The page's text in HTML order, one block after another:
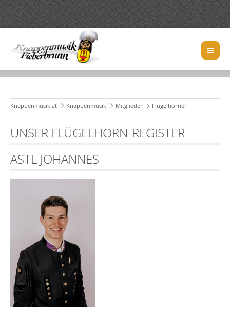
Knappenmusik.at Knappenmusik Mitglieder Flügelhörner
UNSER FLÜGELHORN-REGISTER
ASTL JOHANNES